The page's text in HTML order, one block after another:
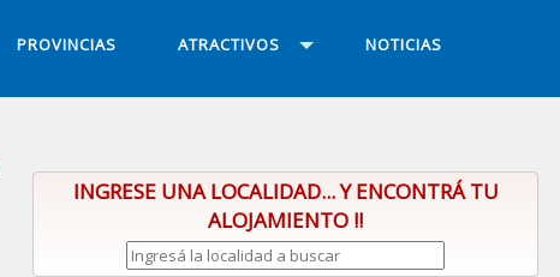
PROVINCIAS ATRACTIVOS NOTICIAS
INGRESE UNA LOCALIDAD... Y ENCONTRÁ TU
ALOJAMIENTO !!